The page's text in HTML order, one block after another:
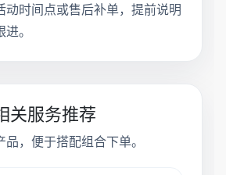
动时间点或售后补单，提前说明
。
关服务推荐
，便于搭配组合下单。